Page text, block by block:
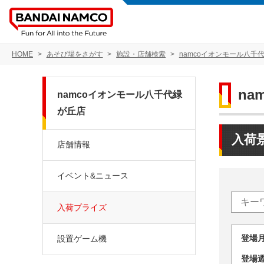
HOME あそび場をさがす 施設・店舗検索 namcoイオンモール八千
入荷
登
登
namcoイオンモール八千代緑
が丘店
店舗情報
イベント&ニュース
入荷プライズ
設置ゲーム機